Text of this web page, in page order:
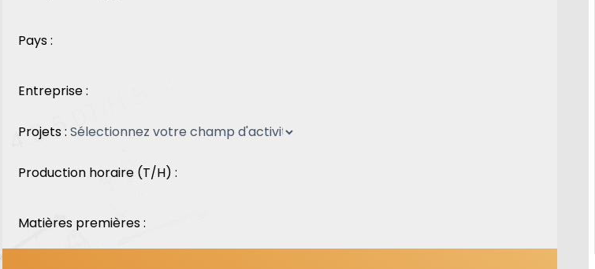
Pays :
Entreprise :
Projets :
Production horaire (T/H) :
Matières premières :